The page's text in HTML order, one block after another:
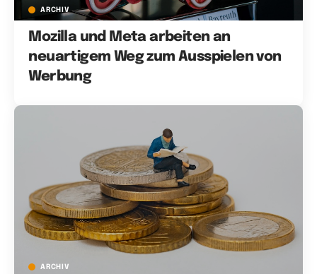
ARCHIV
Mozilla und Meta arbeiten an
neuartigem Weg zum Ausspielen von
Werbung
ARCHIV